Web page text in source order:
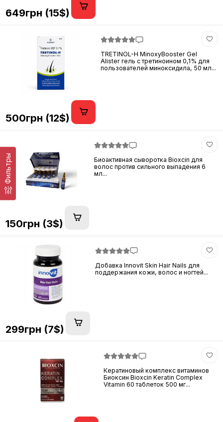
Фильтры
649грн (15$)
TRETINOL-H MinoxyBooster Gel
Alister гель с третиноином 0,1% для
пользователей миноксидила, 50 мл...
500грн (12$)
Биоактивная сыворотка Bioxcin для
волос против сильного выпадения 6
мл...
150грн (3$)
Добавка Innovit Skin Hair Nails для
поддержания кожи, волос и ногтей...
299грн (7$)
Кератиновый комплекс витаминов
Биоксин Bioxcin Keratin Complex
Vitamin 60 таблеток 500 мг...